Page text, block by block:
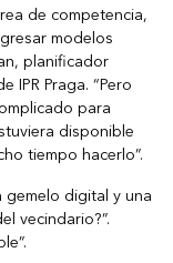
de competencia,
modelos
planificador
Praga. “Pero
para
disponible
tiempo hacerlo”.
digital y una
vecindario?”.